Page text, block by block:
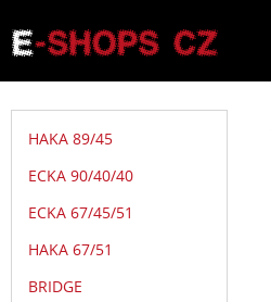
HAKA 89/45
ECKA 90/40/40
ECKA 67/45/51
HAKA 67/51
BRIDGE